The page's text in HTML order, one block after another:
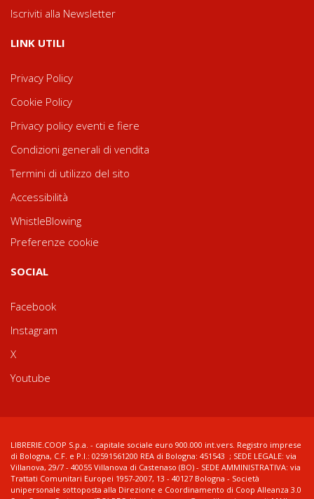
Iscriviti alla Newsletter
LINK UTILI
Privacy Policy
Cookie Policy
Privacy policy eventi e fiere
Condizioni generali di vendita
Termini di utilizzo del sito
Accessibilità
WhistleBlowing
Preferenze cookie
SOCIAL
Facebook
Instagram
X
Youtube
LIBRERIE.COOP S.p.a. - capitale sociale euro 900.000 int.vers. Registro imprese
di Bologna, C.F. e P.I.: 02591561200 REA di Bologna: 451543 ; SEDE LEGALE: via
Villanova, 29/7 - 40055 Villanova di Castenaso (BO) - SEDE AMMINISTRATIVA: via
Trattati Comunitari Europei 1957-2007, 13 - 40127 Bologna - Società
unipersonale sottoposta alla Direzione e Coordinamento di Coop Alleanza 3.0